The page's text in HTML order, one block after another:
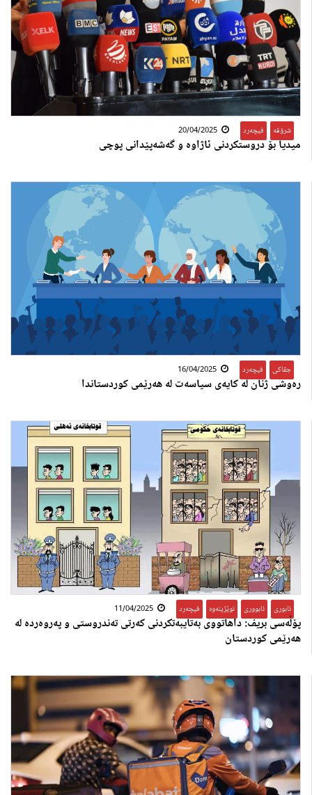
شرۆڤە فیچەرد 20/04/2025
میدیا بۆ دروستکردنی ئاژاوە و گەشەپێدانی پوچی
جڤاکی فیچەرد 16/04/2025
رەوشی ژنان لە کایەی سیاسەت لە هەرێمی کوردستاندا
ئابوری ئابووری توێژینەوە فیچەرد 11/04/2025
پۆڵەسی بریف: داهاتووی بەتایبه‌تكردنی کەرتی تەندروستی و پەروەردە له‌
هه‌رێمی كوردستان